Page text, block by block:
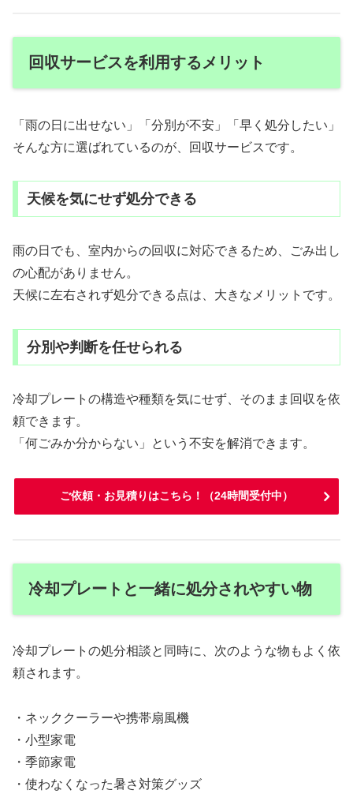
回収サービスを利用するメリット
「雨の日に出せない」「分別が不安」「早く処分したい」
そんな方に選ばれているのが、回収サービスです。
天候を気にせず処分できる
雨の日でも、室内からの回収に対応できるため、ごみ出し
の心配がありません。
天候に左右されず処分できる点は、大きなメリットです。
分別や判断を任せられる
冷却プレートの構造や種類を気にせず、そのまま回収を依
頼できます。
「何ごみか分からない」という不安を解消できます。
ご依頼・お見積りはこちら！（24時間受付中）
冷却プレートと一緒に処分されやすい物
冷却プレートの処分相談と同時に、次のような物もよく依
頼されます。
・ネッククーラーや携帯扇風機
・小型家電
・季節家電
・使わなくなった暑さ対策グッズ